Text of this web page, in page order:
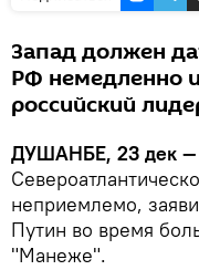
Запад должен
РФ немедленно
российский
ДУШАНБЕ, 23 дек —
неприемлемо,
Путин во время
"Манеже".